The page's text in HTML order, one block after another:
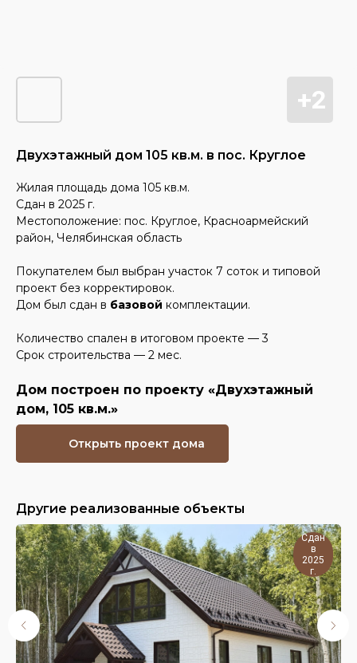
Двухэтажный дом 105 кв.м. в пос. Круглое
Жилая площадь дома 105 кв.м.
Сдан в 2025 г.
Местоположение: пос. Круглое, Красноармейский
район, Челябинская область
Покупателем был выбран участок 7 соток и типовой
проект без корректировок.
Дом был сдан в базовой комплектации.
Количество спален в итоговом проекте — 3
Срок строительства — 2 мес.
Дом построен по проекту «Двухэтажный
дом, 105 кв.м.»
Открыть проект дома
Другие реализованные объекты
Сдан
в
2025
г.
ГОТОВЫЕ ДОМА